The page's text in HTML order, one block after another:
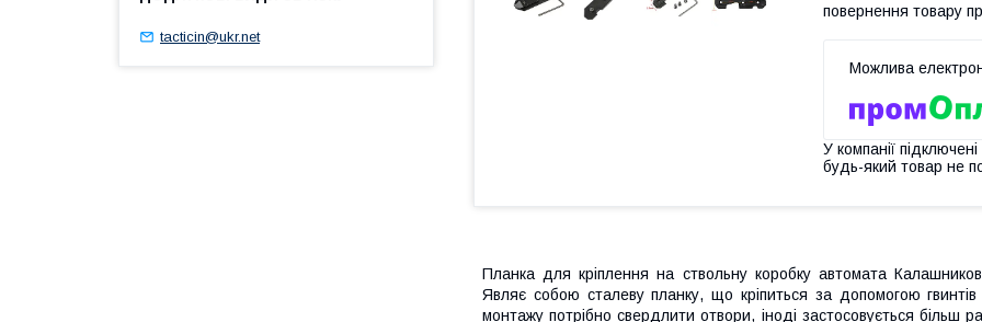
повернення товару
У компанії
будь-який товар не
Планка для кріплення на ствольну коробку автомата
Являє собою сталеву планку, що кріпиться за допомогою гвинтів
монтажу потрібно свердлити отвори, іноді застосовується
tacticin@ukr.net